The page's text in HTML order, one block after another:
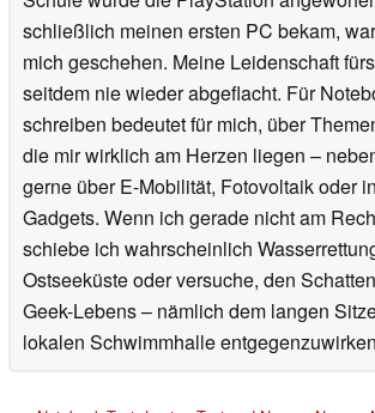
schließlich meinen ersten PC bekam,
mich geschehen. Meine Leidenschaft
seitdem nie wieder abgeflacht. Für
schreiben bedeutet für mich, über
die mir wirklich am Herzen liegen –
gerne über E-Mobilität, Fotovoltaik oder
Gadgets. Wenn ich gerade nicht am
schiebe ich wahrscheinlich
Ostseeküste oder versuche, den
Geek-Lebens – nämlich dem langen
lokalen Schwimmhalle